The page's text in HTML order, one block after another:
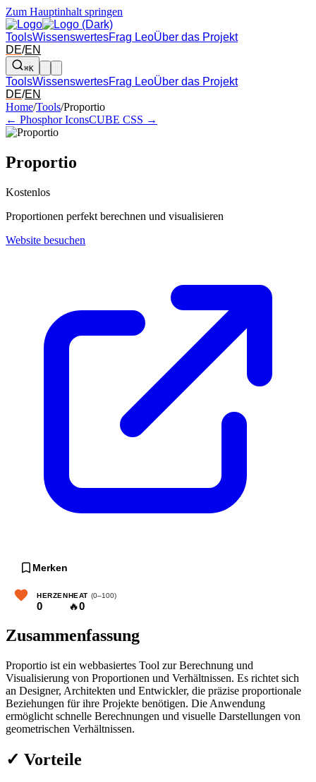
Zum Hauptinhalt springen
ToolsWissenswertesFrag LeoÜber das Projekt
DE/EN
⌘K
ToolsWissenswertesFrag LeoÜber das Projekt
DE/EN
Pfeil links und rechts: zum benachbarten Tool in der Übersicht
Home/Tools/Proportio
← Phosphor IconsCUBE CSS →
Proportio
Kostenlos
Proportionen perfekt berechnen und visualisieren
Website besuchen
Merken
HERZEN
0
HEAT (0–100)
🔥0
Zusammenfassung
Proportio ist ein webbasiertes Tool zur Berechnung und
Visualisierung von Proportionen und Verhältnissen. Es richtet sich
an Designer, Architekten und Entwickler, die präzise proportionale
Beziehungen für ihre Projekte benötigen. Die Anwendung
ermöglicht schnelle Berechnungen und visuelle Darstellungen von
geometrischen Verhältnissen.
✓ Vorteile